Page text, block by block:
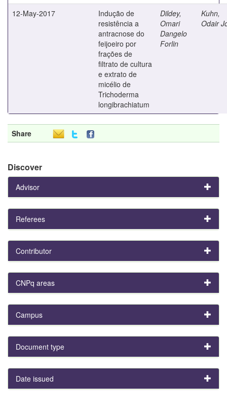
12-May-2017
Indução de
resistência a
antracnose do
feijoeiro por
frações de
filtrato de cultura
e extrato de
micélio de
Trichoderma
longibrachiatum
Dildey,
Omari
Dangelo
Forlin
Kuhn,
Odair
Share
Discover
Advisor
Referees
Contributor
CNPq areas
Campus
Document type
Date issued